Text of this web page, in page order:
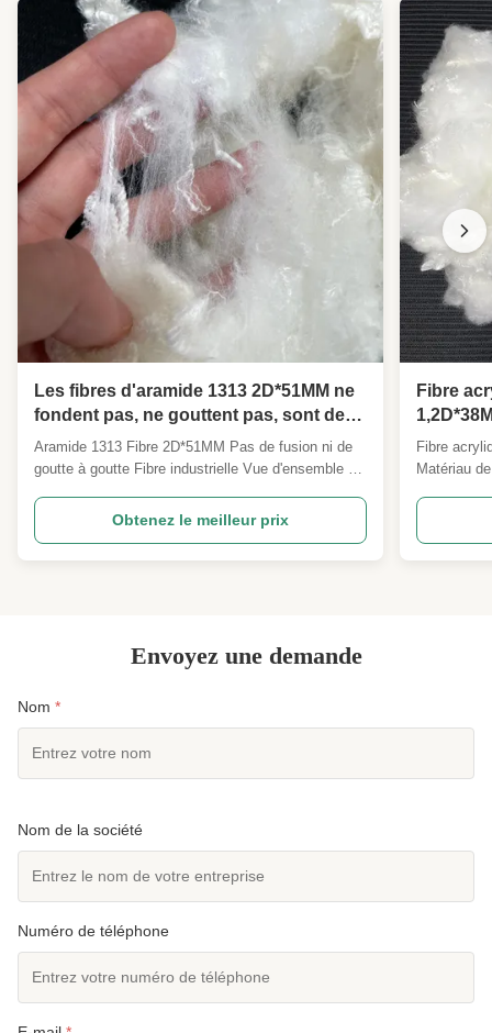
Les fibres d'aramide 1313 2D*51MM ne
fondent pas, ne gouttent pas, sont des
fibres industrielles, résistantes à la
flamme, résistantes à la chaleur et à la
Aramide 1313 Fibre 2D*51MM Pas de fusion ni de
goutte à goutte Fibre industrielle Vue d'ensemble du
fibre fonctionnelle de polyamide aromatique
spéciale haute performance, largement reconnue
Obtenez le meilleur prix
Fibre
et les
Fibre
Matériau
acrylique
Envoyez une demande
Nom *
Nom de la société
Numéro de téléphone